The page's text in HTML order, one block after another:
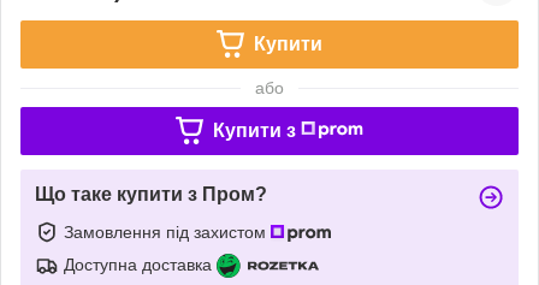
Купити
або
Купити з
Що таке купити з Пром?
Замовлення під захистом
Доступна доставка